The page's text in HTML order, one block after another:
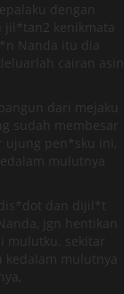
dengan
kenikmata
Nanda itu dia
cairan asin
dari mejaku
sudah membesar
pen*sku ini,
mulutnya
dan dijil*t
jgn hentikan
mulutku. sekitar
mulutnya